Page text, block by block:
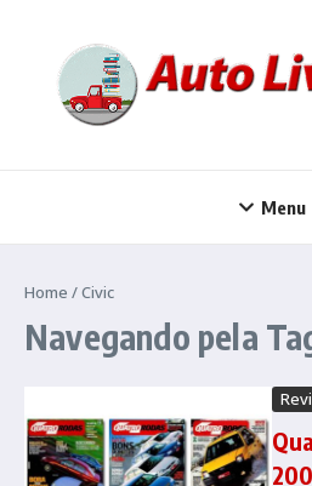
Menu
Home /Civic
Navegando pela